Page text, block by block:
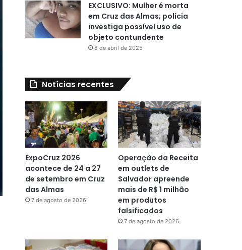
EXCLUSIVO: Mulher é morta
em Cruz das Almas; polícia
investiga possível uso de
objeto contundente
8 de abril de 2025
Notícias recentes
ExpoCruz 2026
acontece de 24 a 27
de setembro em Cruz
das Almas
7 de agosto de 2026
Operação da Receita
em outlets de
Salvador apreende
mais de R$ 1 milhão
em produtos
falsificados
7 de agosto de 2026